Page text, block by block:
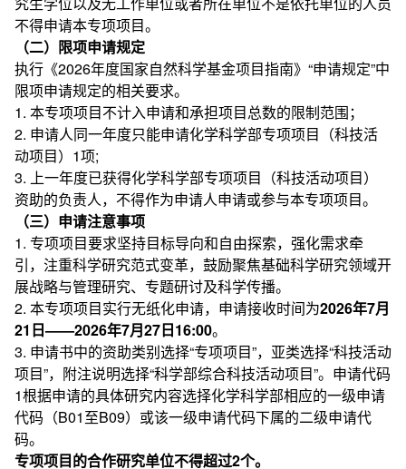
不得申请本专项项目。
（二）限项申请规定
执行《2026年度国家自然科学基金项目指南》“申请规定”中
限项申请规定的相关要求。
1. 本专项项目不计入申请和承担项目总数的限制范围；
2. 申请人同一年度只能申请化学科学部专项项目（科技活
动项目）1项;
3. 上一年度已获得化学科学部专项项目（科技活动项目）
资助的负责人，不得作为申请人申请或参与本专项项目。
（三）申请注意事项
1. 专项项目要求坚持目标导向和自由探索，强化需求牵
引，注重科学研究范式变革，鼓励聚焦基础科学研究领域开
展战略与管理研究、专题研讨及科学传播。
2. 本专项项目实行无纸化申请，申请接收时间为2026年7月
21日——2026年7月27日16:00。
3. 申请书中的资助类别选择“专项项目”，亚类选择“科技活动
项目”，附注说明选择“科学部综合科技活动项目”。申请代码
1根据申请的具体研究内容选择化学科学部相应的一级申请
代码（B01至B09）或该一级申请代码下属的二级申请代
码。
专项项目的合作研究单位不得超过2个。